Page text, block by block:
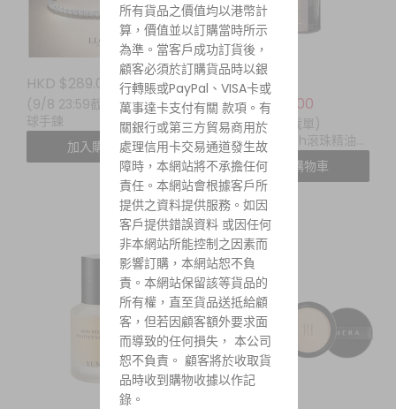
HKD $289.00 起
(9/8 23:59截單) lloyd 網
球手鍊
加入購物車
HKD $488.00
HKD $388.00
(9/8 23:59截單)
daniel's truth滾珠精油香
水
加入購物車
所有貨品之價值均以港幣計
算，價值並以訂購當時所示
為準。當客戶成功訂貨後，
顧客必須於訂購貨品時以銀
行轉賬或PayPal、VISA卡或
萬事達卡支付有關 款項。有
關銀行或第三方貿易商用於
處理信用卡交易通道發生故
障時，本網站將不承擔任何
責任。本網站會根據客戶所
提供之資料提供服務。如因
客戶提供錯誤資料 或因任何
非本網站所能控制之因素而
影響訂購，本網站恕不負
責。本網站保留該等貨品的
所有權，直至貨品送抵給顧
客，但若因顧客額外要求面
而導致的任何損失， 本公司
恕不負責。 顧客將於收取貨
品時收到購物收據以作記
錄。